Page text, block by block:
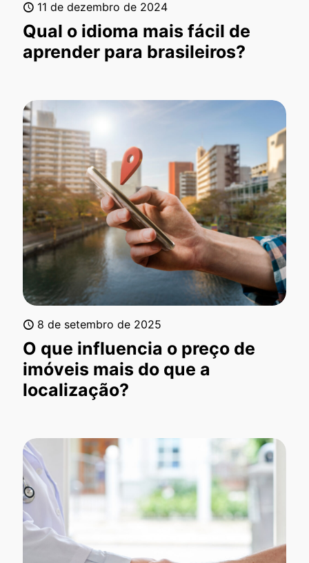
11 de dezembro de 2024
Qual o idioma mais fácil de
aprender para brasileiros?
8 de setembro de 2025
O que influencia o preço de
imóveis mais do que a
localização?